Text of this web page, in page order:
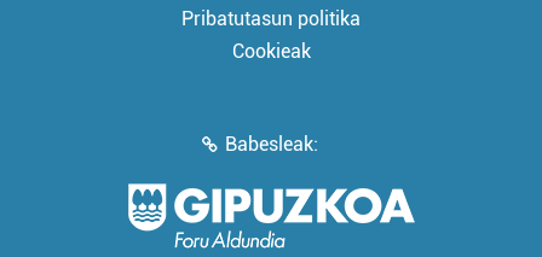
Pribatutasun politika
Cookieak
Babesleak: